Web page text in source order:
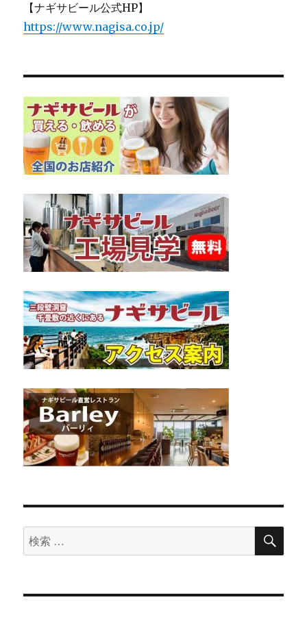
【ナギサビール公式HP】
https://www.nagisa.co.jp/
検
索
象:
検